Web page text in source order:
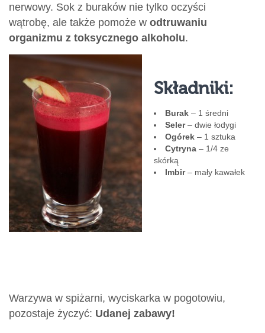
nerwowy. Sok z buraków nie tylko oczyści
wątrobę, ale także pomoże w odtruwaniu
organizmu z toksycznego alkoholu.
Składniki:
Burak – 1 średni
Seler– dwie łodygi
Ogórek – 1 sztuka
Cytryna – 1/4 ze
skórką
Imbir– mały kawałek
Warzywa w spiżarni, wyciskarka w pogotowiu,
pozostaje życzyć: Udanej zabawy!